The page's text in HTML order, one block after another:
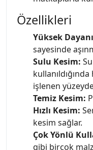
Özellikleri
Yüksek
sayesinde
Sulu Kesim:
işlenen
Temiz Kesim:
Hızlı Kesim:
kesim sağlar.
Çok Yönlü
gibi birçok